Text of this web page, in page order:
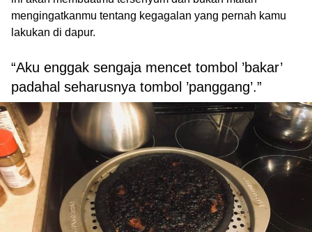
mengingatkanmu tentang kegagalan yang pernah kamu
lakukan di dapur.
“Aku enggak sengaja mencet tombol ’bakar’
padahal seharusnya tombol ’panggang’.”